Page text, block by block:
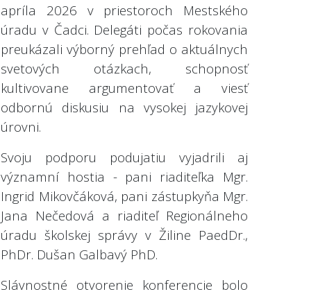
apríla 2026 v priestoroch Mestského
úradu v Čadci. Delegáti počas rokovania
preukázali výborný prehľad o aktuálnych
svetových otázkach, schopnosť
kultivovane argumentovať a viesť
odbornú diskusiu na vysokej jazykovej
úrovni.
Svoju podporu podujatiu vyjadrili aj
významní hostia - pani riaditeľka Mgr.
Ingrid Mikovčáková, pani zástupkyňa Mgr.
Jana Nečedová a riaditeľ Regionálneho
úradu školskej správy v Žiline PaedDr.,
PhDr. Dušan Galbavý PhD.
Slávnostné otvorenie konferencie bolo